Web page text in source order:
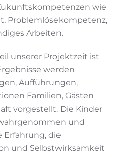
wie
Problemlösekompetenz,
Arbeiten.
unserer Projektzeit ist
werden
Aufführungen,
Familien, Gästen
vorgestellt. Die Kinder
und
Erfahrung, die
und Selbstwirksamkeit